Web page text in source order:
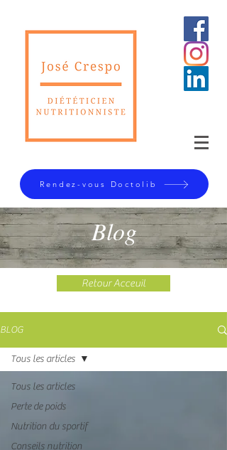
Rendez-vous Doctolib
Blog
Retour Acceuil
BLOG
Tous les articles
Perte de poids
Nutrition du sportif
Conseils nutrition
Tous les articles